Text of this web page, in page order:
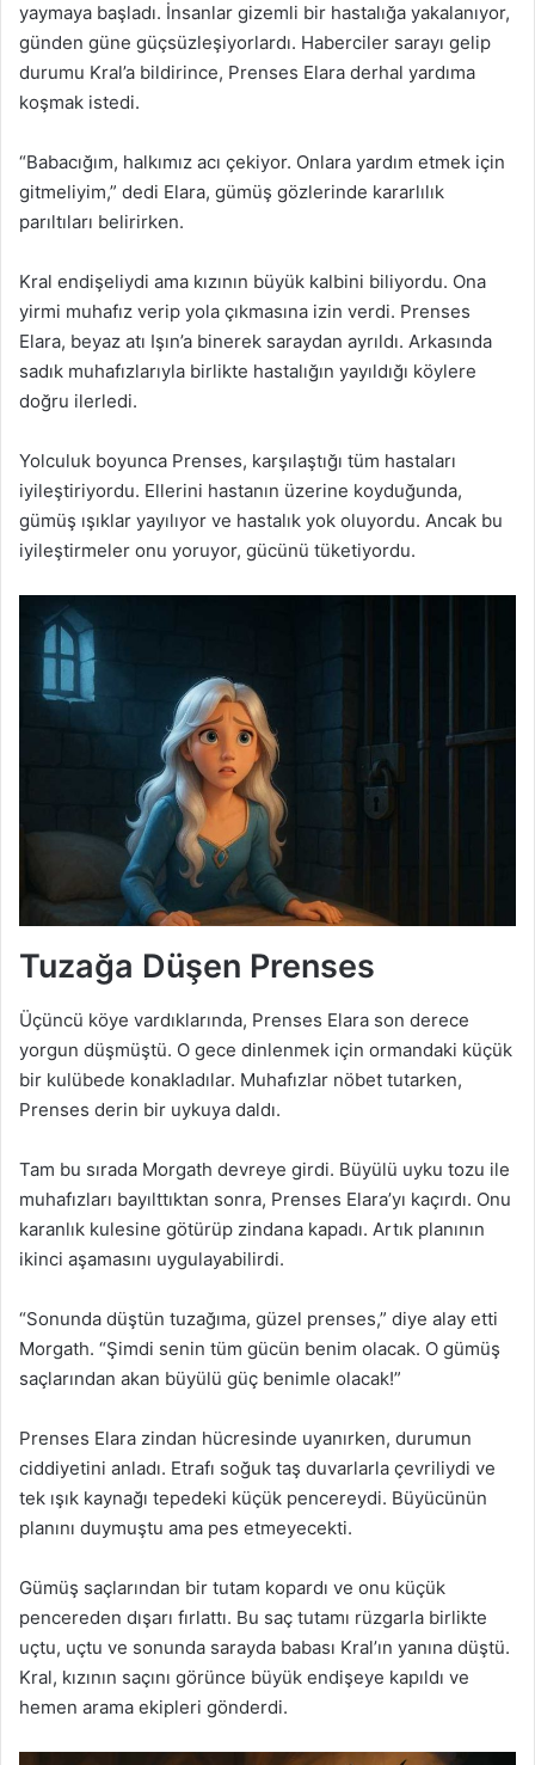
yaymaya başladı. İnsanlar gizemli bir hastalığa yakalanıyor,
günden güne güçsüzleşiyorlardı. Haberciler sarayı gelip
durumu Kral’a bildirince, Prenses Elara derhal yardıma
koşmak istedi.
“Babacığım, halkımız acı çekiyor. Onlara yardım etmek için
gitmeliyim,” dedi Elara, gümüş gözlerinde kararlılık
parıltıları belirirken.
Kral endişeliydi ama kızının büyük kalbini biliyordu. Ona
yirmi muhafız verip yola çıkmasına izin verdi. Prenses
Elara, beyaz atı Işın’a binerek saraydan ayrıldı. Arkasında
sadık muhafızlarıyla birlikte hastalığın yayıldığı köylere
doğru ilerledi.
Yolculuk boyunca Prenses, karşılaştığı tüm hastaları
iyileştiriyordu. Ellerini hastanın üzerine koyduğunda,
gümüş ışıklar yayılıyor ve hastalık yok oluyordu. Ancak bu
iyileştirmeler onu yoruyor, gücünü tüketiyordu.
Tuzağa Düşen Prenses
Üçüncü köye vardıklarında, Prenses Elara son derece
yorgun düşmüştü. O gece dinlenmek için ormandaki küçük
bir kulübede konakladılar. Muhafızlar nöbet tutarken,
Prenses derin bir uykuya daldı.
Tam bu sırada Morgath devreye girdi. Büyülü uyku tozu ile
muhafızları bayılttıktan sonra, Prenses Elara’yı kaçırdı. Onu
karanlık kulesine götürüp zindana kapadı. Artık planının
ikinci aşamasını uygulayabilirdi.
“Sonunda düştün tuzağıma, güzel prenses,” diye alay etti
Morgath. “Şimdi senin tüm gücün benim olacak. O gümüş
saçlarından akan büyülü güç benimle olacak!”
Prenses Elara zindan hücresinde uyanırken, durumun
ciddiyetini anladı. Etrafı soğuk taş duvarlarla çevriliydi ve
tek ışık kaynağı tepedeki küçük pencereydi. Büyücünün
planını duymuştu ama pes etmeyecekti.
Gümüş saçlarından bir tutam kopardı ve onu küçük
pencereden dışarı fırlattı. Bu saç tutamı rüzgarla birlikte
uçtu, uçtu ve sonunda sarayda babası Kral’ın yanına düştü.
Kral, kızının saçını görünce büyük endişeye kapıldı ve
hemen arama ekipleri gönderdi.